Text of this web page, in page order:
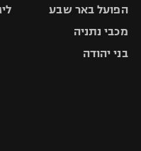
הפועל באר שבע
מכבי נתניה
בני יהודה